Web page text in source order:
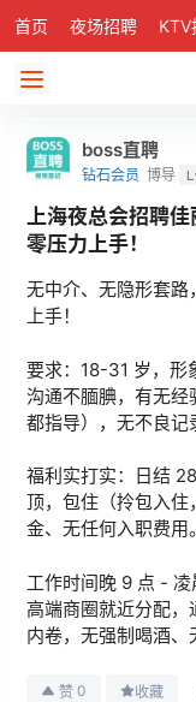
首页 夜场招聘 KTV
boss直聘
钻石会员 博导
上海夜总会招聘
零压力上手！
无中介、无隐形套路
上手！
要求：18-31 岁，形
沟通不腼腆，有无经
都指导），无不良记
福利实打实：日结
顶，包住（拎包入
金、无任何入职费用。
工作时间晚 9 点 -
高端商圈就近分配
内卷，无强制喝酒、
赞 0 收藏